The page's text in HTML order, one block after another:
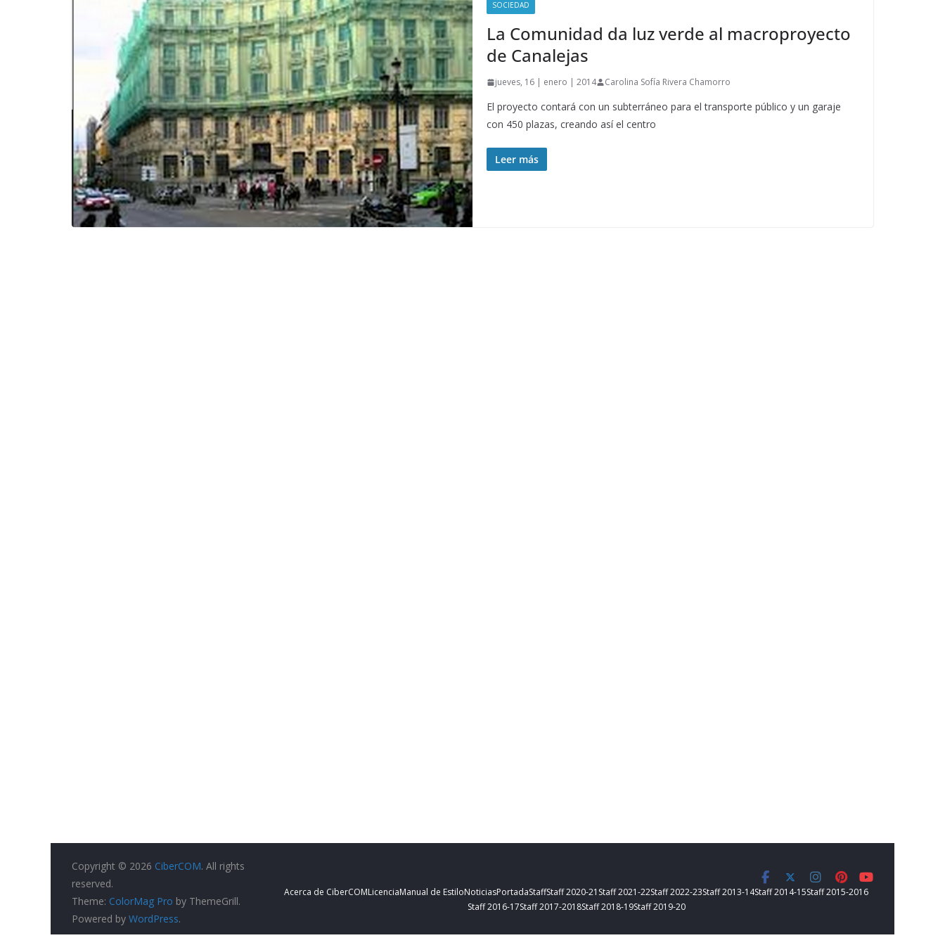
SOCIEDAD
La Comunidad da luz verde al macroproyecto
de Canalejas
jueves, 16 | enero | 2014 Carolina Sofía Rivera Chamorro
El proyecto contará con un subterráneo para el transporte público y un garaje
con 450 plazas, creando así el centro
Leer más
Acerca de CiberCOMLicenciaManual de EstiloNoticiasPortadaStaffStaff 2020-21 Staff 2021-22Staff 2022-23Staff 2013-14Staff 2014-15Staff 2015-2016
Staff 2016-17Staff 2017-2018Staff 2018-19Staff 2019-20
Copyright © 2026 CiberCOM. All rights
reserved.
Theme: ColorMag Pro by ThemeGrill.
Powered by WordPress.